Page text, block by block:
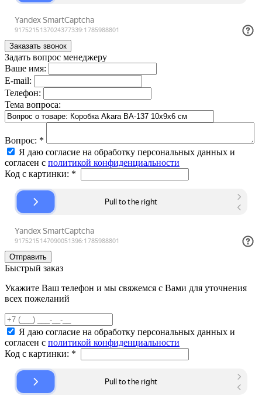
Задать вопрос менеджеру
Ваше имя:
E-mail:
Телефон:
Тема вопроса:
Вопрос: *
Я даю согласие на обработку персональных данных и
согласен с политикой конфиденциальности
Код с картинки: *
Быстрый заказ
Укажите Ваш телефон и мы свяжемся с Вами для уточнения
всех пожеланий
Я даю согласие на обработку персональных данных и
согласен с политикой конфиденциальности
Код с картинки: *